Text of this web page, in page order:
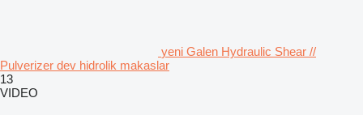
yeni Galen Hydraulic Shear //
Pulverizer dev hidrolik makaslar
13
VIDEO